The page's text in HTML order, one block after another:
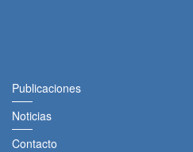
Publicaciones
Noticias
Contacto